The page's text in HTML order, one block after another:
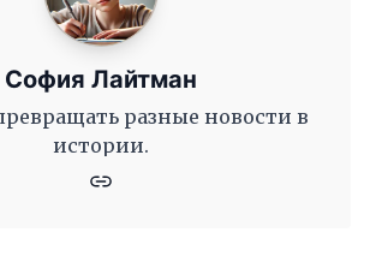
София Лайтман
разные новости в
истории.